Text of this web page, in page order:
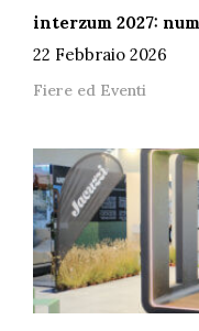
interzum 2027:
22 Febbraio 2026
Fiere ed Eventi